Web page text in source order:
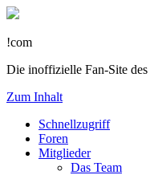
!com
Die inoffizielle Fan-Site
Zum Inhalt
Schnellzugriff
Foren
Mitglieder
Das Team